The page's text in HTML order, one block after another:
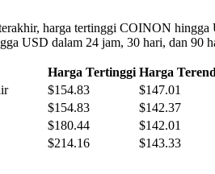
harga tertinggi COINON hingga
USD dalam 24 jam, 30 hari, dan 90
Harga Tertinggi Harga
$154.83 $147.01
$154.83 $142.37
$180.44 $142.01
$214.16 $143.33